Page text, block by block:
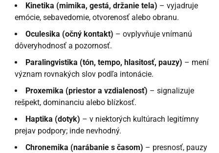
Kinetika (mimika, gestá, držanie tela) – vyjadruje
emócie, sebavedomie, otvorenosť alebo obranu.
Oculesika (očný kontakt) – ovplyvňuje vnímanú
dôveryhodnosť a pozornosť.
Paralingvistika (tón, tempo, hlasitosť, pauzy) – mení
význam rovnakých slov podľa intonácie.
Proxemika (priestor a vzdialenosť) – signalizuje
rešpekt, dominanciu alebo blízkosť.
Haptika (dotyk) – v niektorých kultúrach legitímny
prejav podpory; inde nevhodný.
Chronemika (narábanie s časom) – presnosť, pauzy